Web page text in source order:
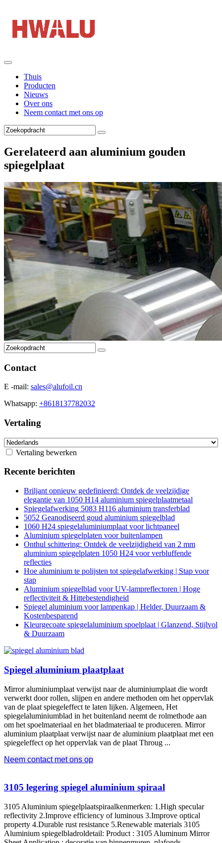
Thuis
Producten
Nieuws
Over ons
Neem contact met ons op
Gerelateerd aan aluminium gouden
spiegelplaat
Contact
E -mail: sales@alufoil.cn
Whatsapp: +8618137782032
Vertaling
Vertaling bewerken
Recente berichten
Briljant opnieuw gedefinieerd: Ontdek de veelzijdige
elegantie van 1050 H14 aluminium spiegelplaatmetaal
Spiegelafwerking 5083 H116 aluminium transferblad
5052 Geanodiseerd goud aluminium spiegelblad
1060 H24 spiegelaluminiumplaat voor lichtpaneel
Aluminium spiegelplaten voor buitenlampen
Onthul schittering: Ontdek de veelzijdigheid van 2 mm
aluminium spiegelplaten 1050 H24 voor verbluffende
reflecties
Hoe aluminium te polijsten tot spiegelafwerking | Stap voor
stap
Aluminium spiegelblad voor UV-lampreflectoren | Hoge
reflectiviteit & Hittebestendigheid
Spiegel aluminium voor lampenkap | Helder, Duurzaam &
Kostenbesparend
Kleurgecoate spiegelaluminium spoelplaat | Glanzend, Stijlvol
& Duurzaam
Spiegel aluminium plaatplaat
Mirror aluminiumplaat verwijst naar de aluminiumplaat die wordt
verwerkt door rollen, slijpen en andere methoden om het oppervlak
van de plaat spiegeleffect te laten lijken. Algemeen, Het
spiegelaluminiumblad in het buitenland neemt de rolmethode aan
om het spoelmateriaal en het bladmateriaal te produceren. Mirror
aluminium plaatplaat verwijst naar de aluminium plaatplaat met een
spiegeleffect op het oppervlak van de plaat Throug ...
Neem contact met ons op
3105 legering spiegel aluminium spiraal
3105 Aluminium spiegelplaatspiraalkenmerken: 1.High specular
reflectivity 2.Improve efficiency of luminous 3.Improve optical
property 4.Durable rust resistance 5.Renewable materials 3105
Aluminium spiegelbladroldetail: Product : 3105 Aluminum Mirror